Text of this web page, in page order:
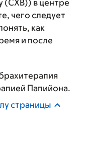
в центре
чего следует
как
и после
Папийона.
страницы